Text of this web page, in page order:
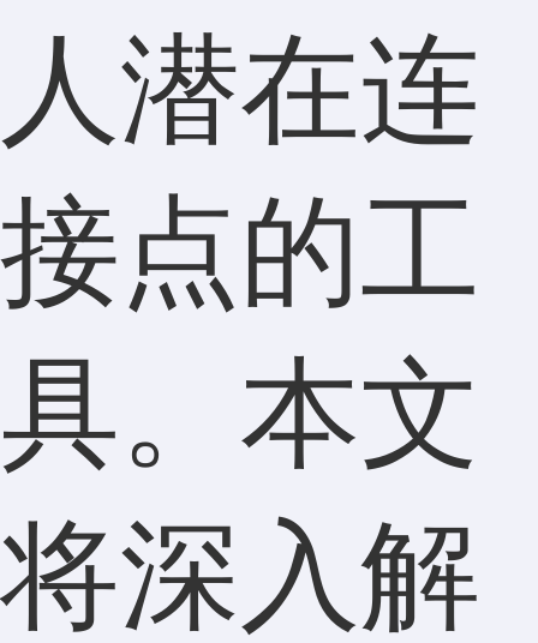
人潜在连
接点的工
具。本文
将深入解